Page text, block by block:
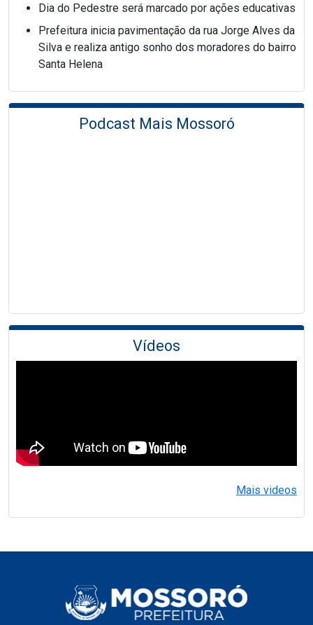
Dia do Pedestre será marcado por ações educativas
Prefeitura inicia pavimentação da rua Jorge Alves da
Silva e realiza antigo sonho dos moradores do bairro
Santa Helena
Podcast Mais Mossoró
Vídeos
Mais videos